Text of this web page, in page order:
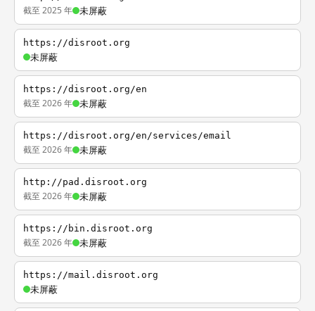
截至 2025 年 未屏蔽
https://disroot.org
未屏蔽
https://disroot.org/en
截至 2026 年 未屏蔽
https://disroot.org/en/services/email
截至 2026 年 未屏蔽
http://pad.disroot.org
截至 2026 年 未屏蔽
https://bin.disroot.org
截至 2026 年 未屏蔽
https://mail.disroot.org
未屏蔽